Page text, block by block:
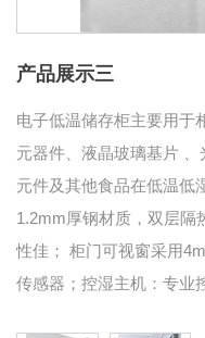
产品展示三
电子低温储存柜主要用于
元器件、液晶玻璃基片
元件及其他食品在低温低
1.2mm厚钢材质，双层隔
性佳； 柜门可视窗采用
传感器；控湿主机：专业